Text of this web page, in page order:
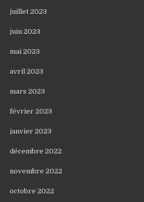
juillet 2023
juin 2023
mai 2023
avril 2023
mars 2023
février 2023
janvier 2023
décembre 2022
novembre 2022
octobre 2022